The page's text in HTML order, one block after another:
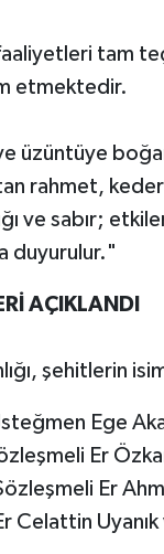
tam
etmektedir.
üzüntüye
rahmet,
ve sabır;
duyurulur."
AÇIKLANDI
şehitlerin
Ege
Er
Er
Celattin